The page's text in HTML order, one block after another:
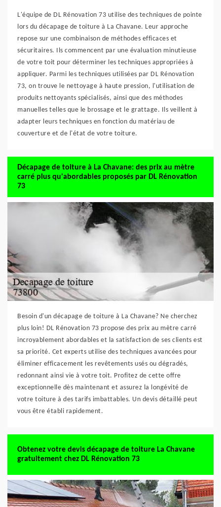
L'équipe de DL Rénovation 73 utilise des techniques de pointe
lors du décapage de toiture à La Chavane. Leur approche
repose sur une combinaison de méthodes efficaces et
sécuritaires. Ils commencent par une évaluation minutieuse
de votre toit pour déterminer les techniques appropriées à
appliquer. Parmi les techniques utilisées par DL Rénovation
73, on trouve le nettoyage à haute pression, l'utilisation de
produits nettoyants spécialisés, ainsi que des méthodes
manuelles telles que le brossage et le grattage. Ils veillent à
adapter leurs techniques en fonction du matériau de
couverture et de l'état de votre toiture.
Décapage de toiture à La Chavane: des prix au mètre
carré plus qu'abordables proposés par DL Rénovation
73
Besoin d'un décapage de toiture à La Chavane? Ne cherchez
plus loin! DL Rénovation 73 propose des prix au mètre carré
incroyablement abordables et la satisfaction de ses clients est
sa priorité. Cet experts utilise des techniques avancées pour
éliminer efficacement les revêtements usés ou dégradés,
redonnant ainsi vie à votre toit. Profitez de cette offre
exceptionnelle dès maintenant et assurez la longévité de
votre toiture à des tarifs imbattables. Un devis détaillé peut
vous être établi rapidement.
Obtenez votre devis décapage de toiture La Chavane
gratuitement chez DL Rénovation 73